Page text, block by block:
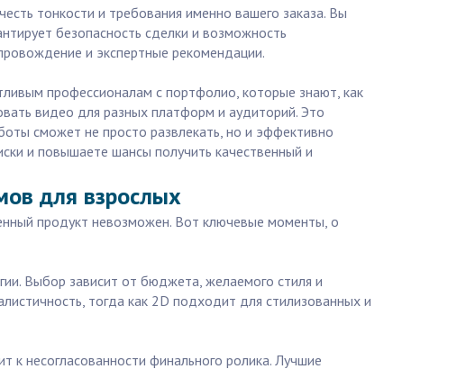
тонкости и требования именно вашего заказа. Вы
безопасность сделки и возможность
и экспертные рекомендации.
профессионалам с портфолио, которые знают, как
видео для разных платформ и аудиторий. Это
сможет не просто развлекать, но и эффективно
и повышаете шансы получить качественный и
для взрослых
продукт невозможен. Вот ключевые моменты, о
Выбор зависит от бюджета, желаемого стиля и
тогда как 2D подходит для стилизованных и
несогласованности финального ролика. Лучшие